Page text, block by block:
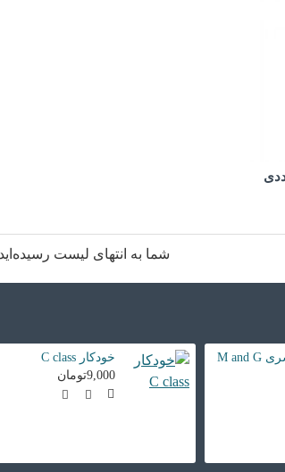
شما به انتهای لیست رسیده‌اید
خودکار C class
9,000تومان